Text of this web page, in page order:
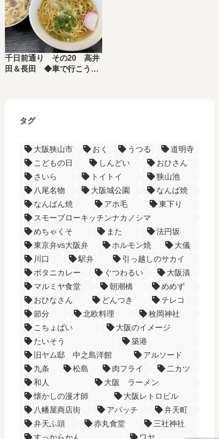
千日前通り その20 高井
田＆長田 ◆車で行こう！
タグ
大阪狭山市 おく うつる
道明寺
こどもの日
しんどい
おひさん
さいら
トイトイ
狭山池
八尾名物
大阪城公園
なんば焼
なんばん焼
アホ毛
東下り
スモーブローキッチンナカノシマ
めちゃくそ
また
法円坂
東京弁vs大阪弁
ホルモン焼
大儀
川口
駅弁
引っ越しのサカイ
ボタニカレー
ぐつわるい
大阪漬
マルミヤ食堂
朝潮橋
めめず
おひなさん
どんつき
テレコ
節分
北欧料理
枚岡神社
こちょばい
大阪のイメージ
たいそう
築港
旧ヤム邸 中之島洋館
アルソード
九条
松島 肉フライ
二カツ
和人
大阪 ラーメン
懐かしの漫才師
大阪レトロビル
八幡屋商店街
アパッチ
弁天町
弁天ふ頭
赤丸食堂
三社神社
すっからかん
ワヤ